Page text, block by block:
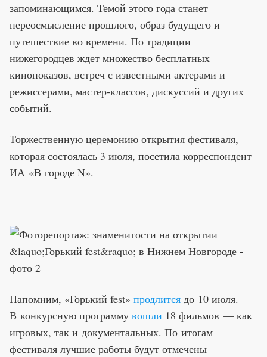
запоминающимся. Темой этого года станет
переосмысление прошлого, образ будущего и
путешествие во времени. По традиции
нижегородцев ждет множество бесплатных
кинопоказов, встреч с известными актерами и
режиссерами, мастер-классов, дискуссий и других
событий.
Торжественную церемонию открытия фестиваля,
которая состоялась 3 июля, посетила корреспондент
ИА «В городе N».
Напомним, «Горький fest» продлится до 10 июля.
В конкурсную программу вошли 18 фильмов — как
игровых, так и документальных. По итогам
фестиваля лучшие работы будут отмечены